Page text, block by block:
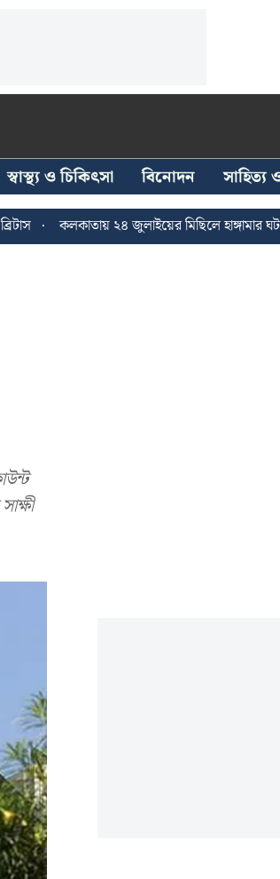
স্বাস্থ্য ও চিকিৎসা বিনোদন সাহিত্য
কলকাতায় ২৪ জুলাইয়ের মিছিলে হাঙ্গামার ঘটনায় ধৃত